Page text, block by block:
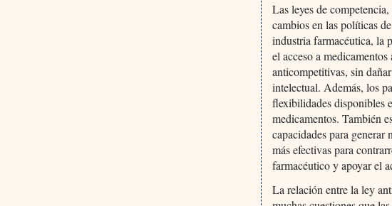
Las leyes de
cambios en las políticas
industria farmacéutica, la
el acceso a
anticompetitivas, sin
intelectual. Además, los
flexibilidades disponibles
medicamentos. También
capacidades para
más efectivas para
farmacéutico y apoyar el
La relación entre la ley